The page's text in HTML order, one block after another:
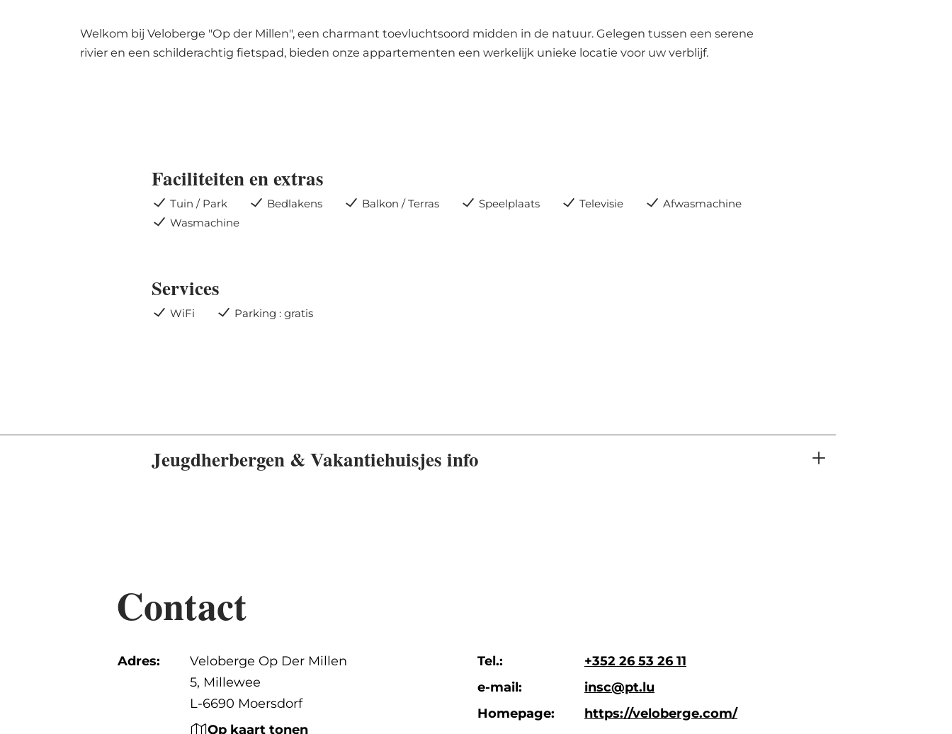
Welkom bij Veloberge "Op der Millen", een charmant toevluchtsoord midden in de natuur. Gelegen tussen een serene
rivier en een schilderachtig fietspad, bieden onze appartementen een werkelijk unieke locatie voor uw verblijf.
Faciliteiten en extras
Tuin / Park Bedlakens Balkon / Terras Speelplaats Televisie
Afwasmachine
Wasmachine
Services
WiFi Parking : gratis
Jeugdherbergen & Vakantiehuisjes info
Contact
Adres:
Veloberge Op Der Millen
5, Millewee
L-6690 Moersdorf
Op kaart tonen
Tel.:
+352 26 53 26 11
e-mail:
insc@pt.lu
Homepage:
https://veloberge.com/